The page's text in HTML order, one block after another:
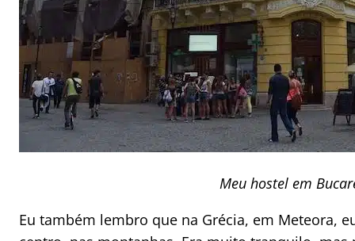
Meu hostel em
Eu também lembro que na Grécia, em Meteora,